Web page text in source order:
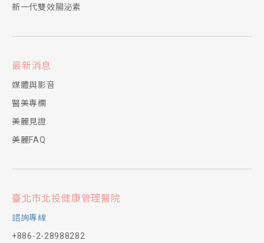
新一代雙效腸泌素
最新消息
媒體與影音
醫美專欄
美麗見證
美麗FAQ
臺北市北投健康管理醫院
諮詢專線
+886-2-28988282